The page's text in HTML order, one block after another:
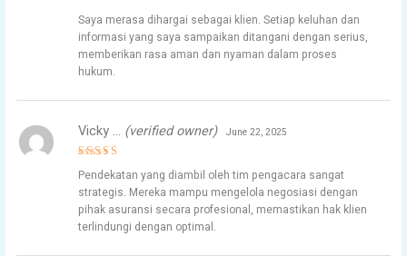
out of 5
Saya merasa dihargai sebagai klien. Setiap keluhan dan
informasi yang saya sampaikan ditangani dengan serius,
memberikan rasa aman dan nyaman dalam proses
hukum.
Rated
out of 5
Vicky … (verified owner) June 22, 2025
Pendekatan yang diambil oleh tim pengacara sangat
strategis. Mereka mampu mengelola negosiasi dengan
pihak asuransi secara profesional, memastikan hak klien
terlindungi dengan optimal.